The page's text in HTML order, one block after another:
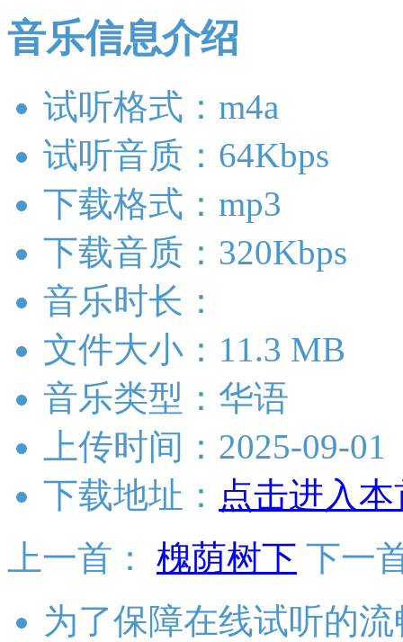
音乐信息介绍
试听格式：m4a
试听音质：64Kbps
下载格式：mp3
下载音质：320Kbps
音乐时长：
文件大小：11.3 MB
音乐类型：华语
上传时间：2025-09-01
下载地址： 点击进入
上一首：
槐荫树下 下一
为了保障在线试听的